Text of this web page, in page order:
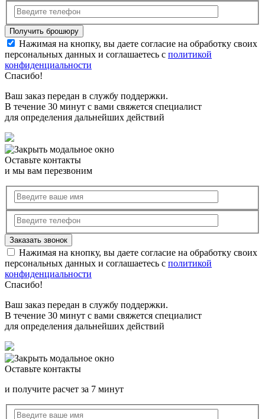
Нажимая на кнопку, вы даете согласие на обработку своих
персональных данных и соглашаетесь с политикой
конфиденциальности
Спасибо!
Ваш заказ передан в службу поддержки.
В течение 30 минут с вами свяжется специалист
для определения дальнейших действий
Оставьте контакты
и мы вам перезвоним
Нажимая на кнопку, вы даете согласие на обработку своих
персональных данных и соглашаетесь с политикой
конфиденциальности
Спасибо!
Ваш заказ передан в службу поддержки.
В течение 30 минут с вами свяжется специалист
для определения дальнейших действий
Оставьте контакты
и получите расчет за 7 минут